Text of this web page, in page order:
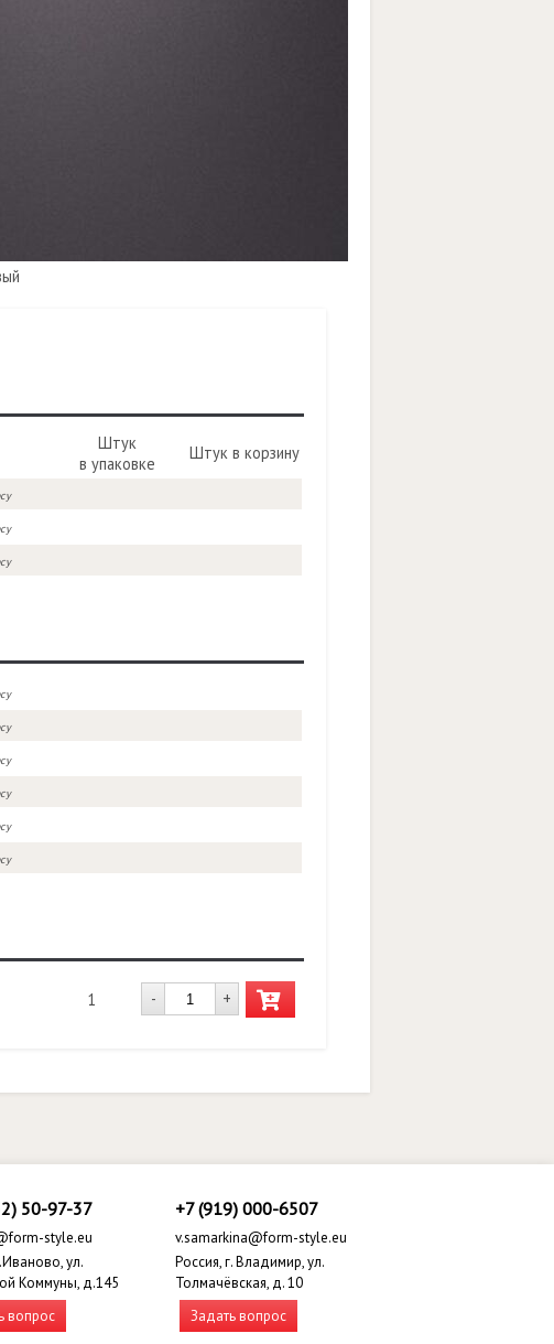
Штук
в упаковке
Штук в корзину
1 - +
50-97-37
style.eu
ул.
Коммуны, д.145
вопрос
+7 (919) 000-6507
v.samarkina@form-style.eu
Россия, г. Владимир, ул.
Толмачёвская, д. 10
Задать вопрос